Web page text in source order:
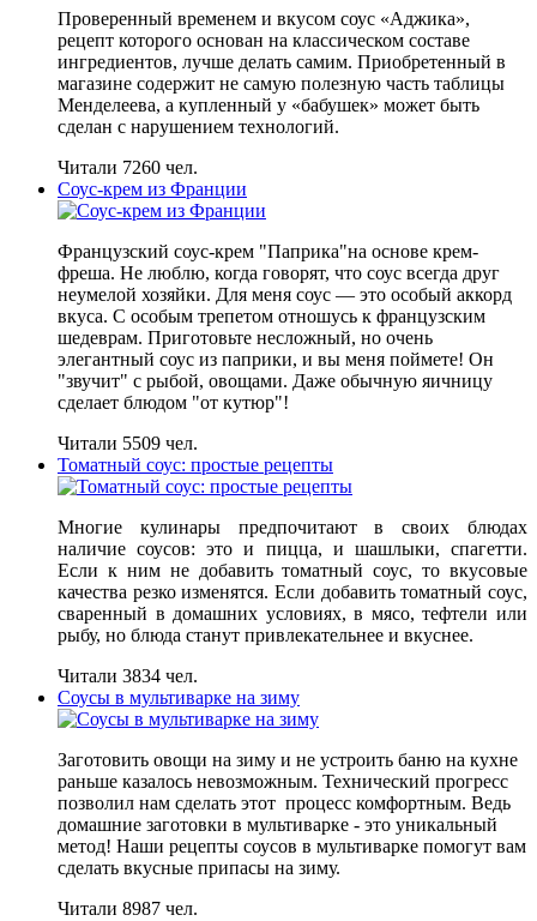
Проверенный временем и вкусом соус «Аджика»,
рецепт которого основан на классическом составе
ингредиентов, лучше делать самим. Приобретенный в
магазине содержит не самую полезную часть таблицы
Менделеева, а купленный у «бабушек» может быть
сделан с нарушением технологий.
Читали 7260 чел.
Соус-крем из Франции
Французский соус-крем "Паприка"на основе крем-
фреша. Не люблю, когда говорят, что соус всегда друг
неумелой хозяйки. Для меня соус — это особый аккорд
вкуса. С особым трепетом отношусь к французским
шедеврам. Приготовьте несложный, но очень
элегантный соус из паприки, и вы меня поймете! Он
"звучит" с рыбой, овощами. Даже обычную яичницу
сделает блюдом "от кутюр"!
Читали 5509 чел.
Томатный соус: простые рецепты
Многие кулинары предпочитают в своих блюдах
наличие соусов: это и пицца, и шашлыки, спагетти.
Если к ним не добавить томатный соус, то вкусовые
качества резко изменятся. Если добавить томатный соус,
сваренный в домашних условиях, в мясо, тефтели или
рыбу, но блюда станут привлекательнее и вкуснее.
Читали 3834 чел.
Соусы в мультиварке на зиму
Заготовить овощи на зиму и не устроить баню на кухне
раньше казалось невозможным. Технический прогресс
позволил нам сделать этот процесс комфортным. Ведь
домашние заготовки в мультиварке - это уникальный
метод! Наши рецепты соусов в мультиварке помогут вам
сделать вкусные припасы на зиму.
Читали 8987 чел.